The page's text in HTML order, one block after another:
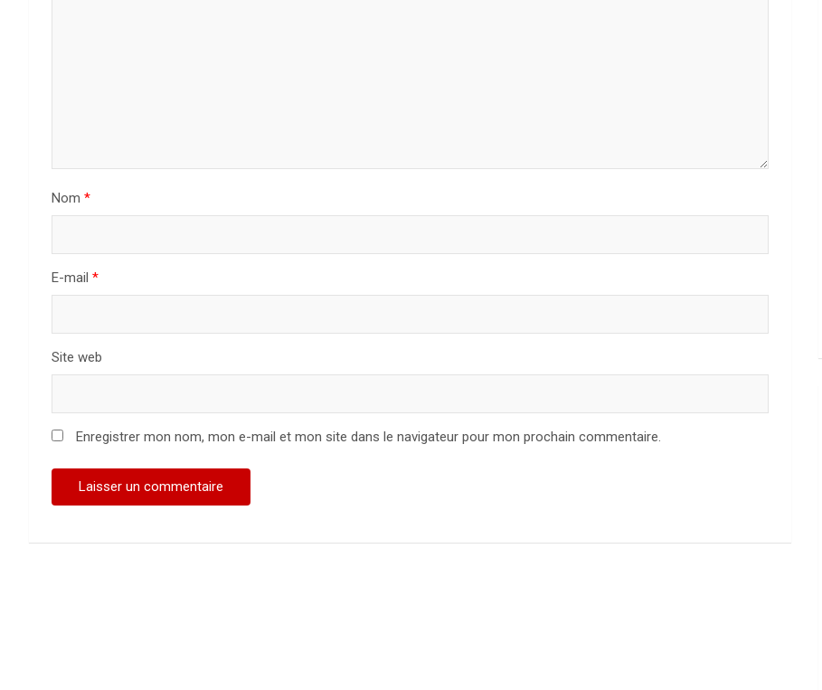
Nom *
E-mail *
Site web
Enregistrer mon nom, mon e-mail et mon site dans le navigateur pour mon prochain commentaire.